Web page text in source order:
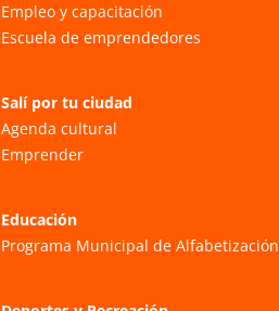
Empleo y capacitación
Escuela de emprendedores
Salí por tu ciudad
Agenda cultural
Emprender
Educación
Programa Municipal de Alfabetización